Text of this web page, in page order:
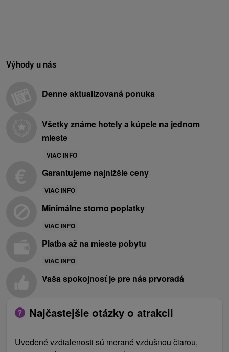
Výhody u nás
Denne aktualizovaná ponuka
Všetky známe hotely a kúpele na jednom
mieste
VIAC INFO
Garantujeme najnižšie ceny
VIAC INFO
Minimálne storno poplatky
VIAC INFO
Platba až na mieste pobytu
VIAC INFO
Vaša spokojnosť je pre nás prvoradá
Najčastejšie otázky o atrakcii
Uvedené vzdialenosti sú merané vzdušnou čiarou,